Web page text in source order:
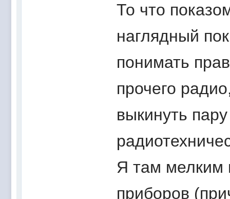
То что
наглядный
понимать
прочего
выкинуть
Я там мелким
приборов